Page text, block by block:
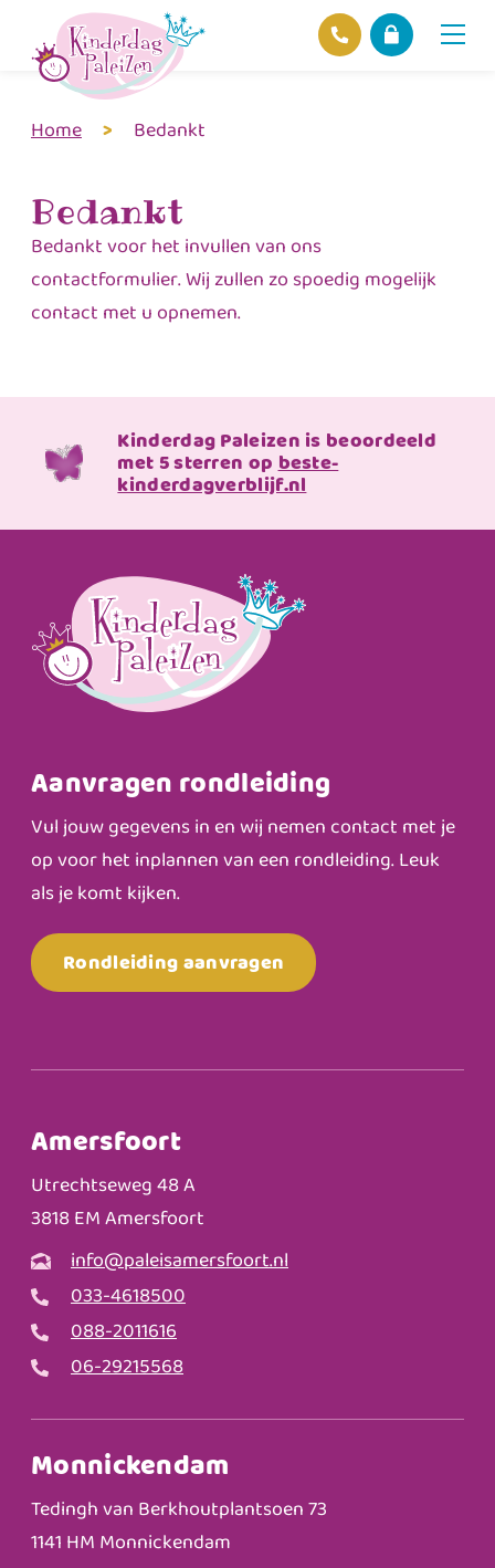
Locaties
Ons beleid
Hofnieuws
Contact
Home > Bedankt
Bedankt
Bedankt voor het invullen van ons
contactformulier. Wij zullen zo spoedig mogelijk
contact met u opnemen.
Kinderdag Paleizen is beoordeeld
met 5 sterren opbeste-
kinderdagverblijf.nl
Aanvragen rondleiding
Vul jouw gegevens in en wij nemen contact met je
op voor het inplannen van een rondleiding. Leuk
als je komt kijken.
Rondleiding aanvragen
Amersfoort
Utrechtseweg 48 A
3818 EM Amersfoort
info@paleisamersfoort.nl
033-4618500
088-2011616
06-29215568
Monnickendam
Tedingh van Berkhoutplantsoen 73
1141 HM Monnickendam